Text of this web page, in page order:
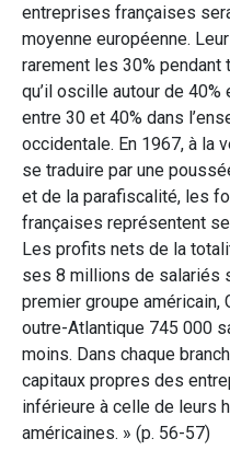
entreprises françaises
moyenne européenne.
rarement les 30%
qu’il oscille autour de
entre 30 et 40% dans
occidentale. En 1967, à la
se traduire par une
et de la parafiscalité, les
françaises représentent
Les profits nets de la
ses 8 millions de salariés
premier groupe américain,
outre-Atlantique 745 000
moins. Dans chaque
capitaux propres des
inférieure à celle de leurs
américaines. » (p. 56-57)